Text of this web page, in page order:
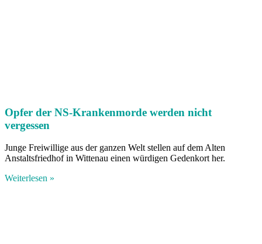
Opfer der NS-Krankenmorde werden nicht
vergessen
Junge Freiwillige aus der ganzen Welt stellen auf dem Alten
Anstaltsfriedhof in Wittenau einen würdigen Gedenkort her.
Weiterlesen »